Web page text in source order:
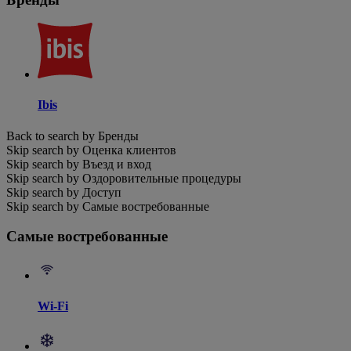
Ibis
Back to search by Бренды
Skip search by Оценка клиентов
Skip search by Въезд и вход
Skip search by Оздоровительные процедуры
Skip search by Доступ
Skip search by Самые востребованные
Самые востребованные
Wi-Fi